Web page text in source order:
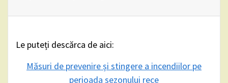
Le puteți descărca de aici:
Măsuri de prevenire și stingere a incendiilor pe
perioada sezonului rece